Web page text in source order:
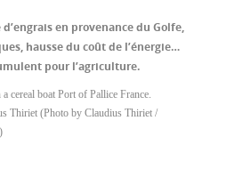
en provenance du Golfe,
hausse du coût de l’énergie…
pour l’agriculture.